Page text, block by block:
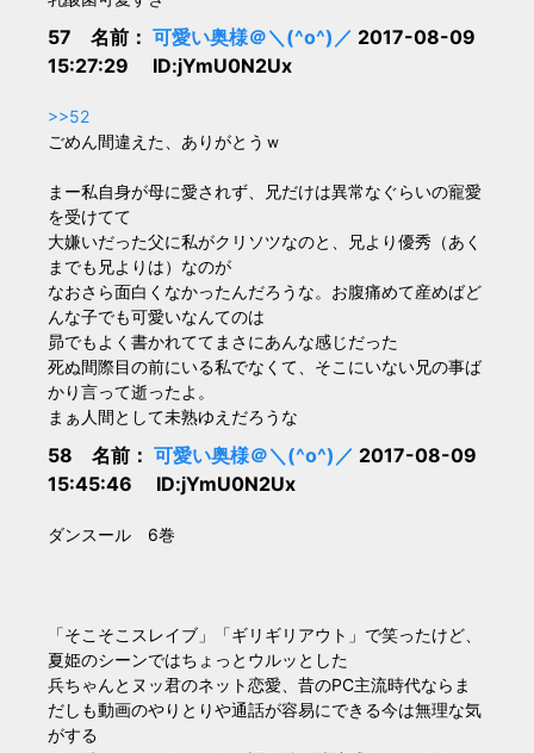
57 名前： 可愛い奥様＠＼(^o^)／ 2017-08-09
15:27:29 ID:jYmU0N2Ux
>>52
ごめん間違えた、ありがとうｗ
まー私自身が母に愛されず、兄だけは異常なぐらいの寵愛
を受けてて
大嫌いだった父に私がクリソツなのと、兄より優秀（あく
までも兄よりは）なのが
なおさら面白くなかったんだろうな。お腹痛めて産めばど
んな子でも可愛いなんてのは
昴でもよく書かれててまさにあんな感じだった
死ぬ間際目の前にいる私でなくて、そこにいない兄の事ば
かり言って逝ったよ。
まぁ人間として未熟ゆえだろうな
58 名前： 可愛い奥様＠＼(^o^)／ 2017-08-09
15:45:46 ID:jYmU0N2Ux
ダンスール 6巻
「そこそこスレイブ」「ギリギリアウト」で笑ったけど、
夏姫のシーンではちょっとウルッとした
兵ちゃんとヌッ君のネット恋愛、昔のPC主流時代ならま
だしも動画のやりとりや通話が容易にできる今は無理な気
がする